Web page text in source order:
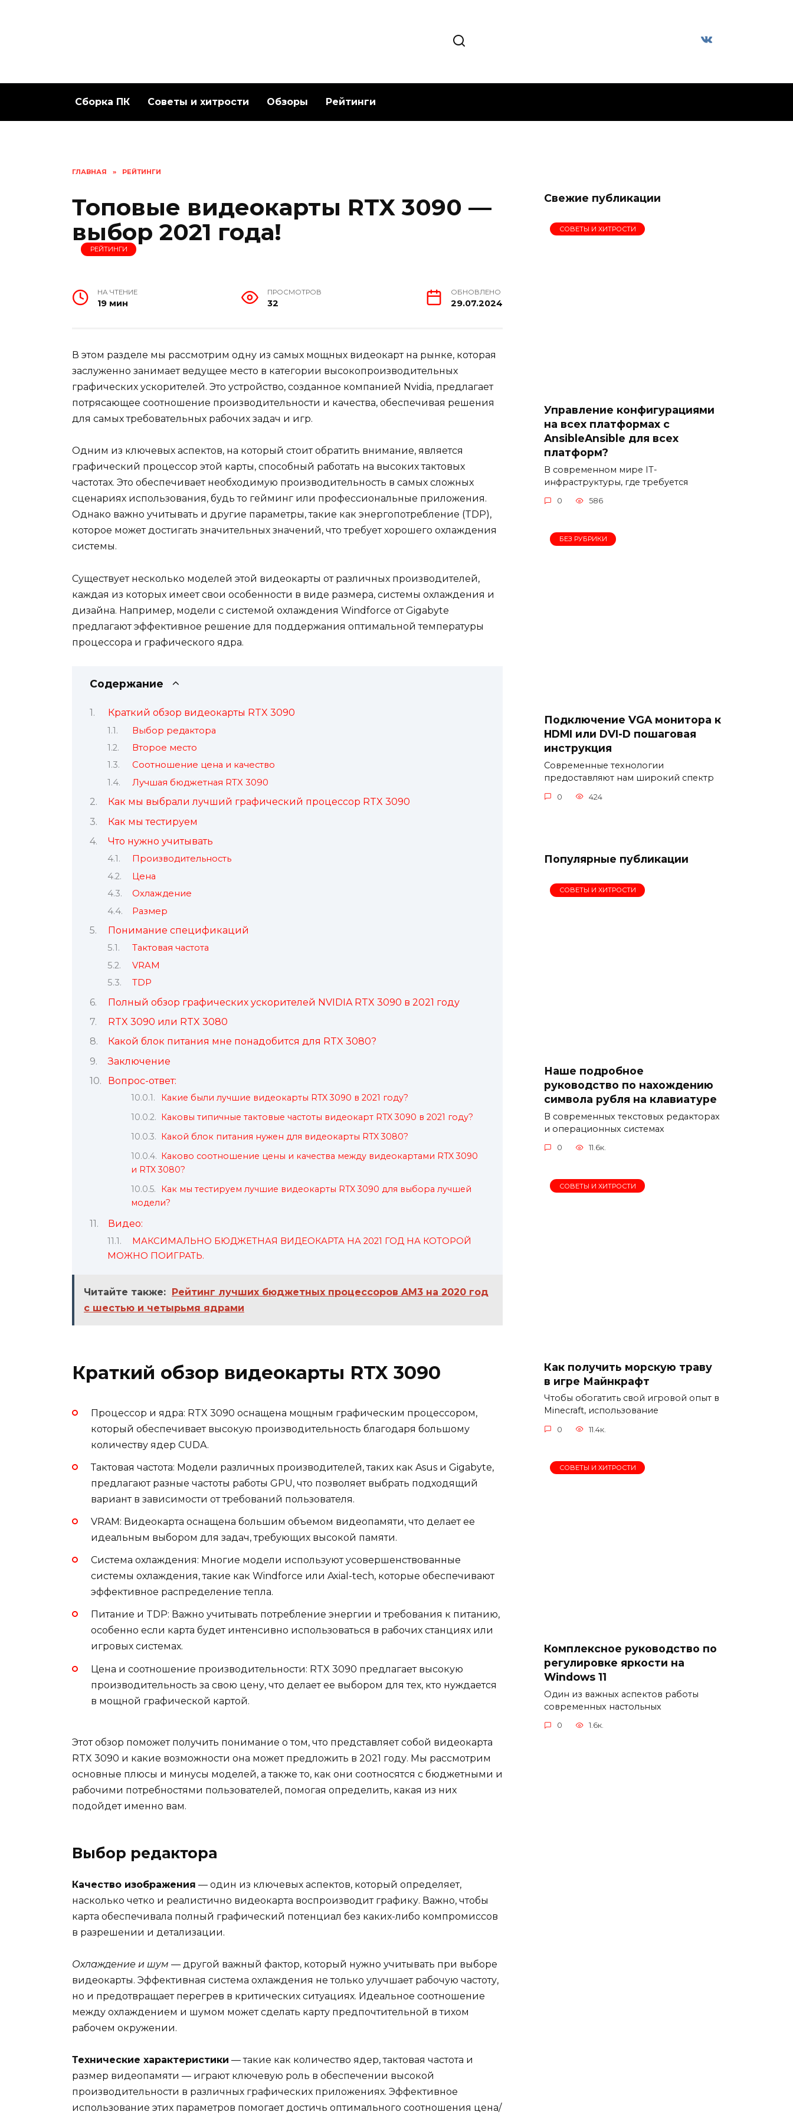
Сборка ПК Советы и хитрости Обзоры Рейтинги
ГЛАВНАЯ » РЕЙТИНГИ
Топовые видеокарты RTX 3090 —
выбор 2021 года!
РЕЙТИНГИ
НА ЧТЕНИЕ
19 мин
ПРОСМОТРОВ
32
ОБНОВЛЕНО
29.07.2024
В этом разделе мы рассмотрим одну из самых мощных видеокарт на рынке, которая
заслуженно занимает ведущее место в категории высокопроизводительных
графических ускорителей. Это устройство, созданное компанией Nvidia, предлагает
потрясающее соотношение производительности и качества, обеспечивая решения
для самых требовательных рабочих задач и игр.
Одним из ключевых аспектов, на который стоит обратить внимание, является
графический процессор этой карты, способный работать на высоких тактовых
частотах. Это обеспечивает необходимую производительность в самых сложных
сценариях использования, будь то гейминг или профессиональные приложения.
Однако важно учитывать и другие параметры, такие как энергопотребление (TDP),
которое может достигать значительных значений, что требует хорошего охлаждения
системы.
Существует несколько моделей этой видеокарты от различных производителей,
каждая из которых имеет свои особенности в виде размера, системы охлаждения и
дизайна. Например, модели с системой охлаждения Windforce от Gigabyte
предлагают эффективное решение для поддержания оптимальной температуры
процессора и графического ядра.
Содержание
Краткий обзор видеокарты RTX 3090
Выбор редактора
Второе место
Соотношение цена и качество
Лучшая бюджетная RTX 3090
Как мы выбрали лучший графический процессор RTX 3090
Как мы тестируем
Что нужно учитывать
Производительность
Цена
Охлаждение
Размер
Понимание спецификаций
Тактовая частота
VRAM
TDP
Полный обзор графических ускорителей NVIDIA RTX 3090 в 2021 году
RTX 3090 или RTX 3080
Какой блок питания мне понадобится для RTX 3080?
Заключение
Вопрос-ответ:
Какие были лучшие видеокарты RTX 3090 в 2021 году?
Каковы типичные тактовые частоты видеокарт RTX 3090 в 2021 году?
Какой блок питания нужен для видеокарты RTX 3080?
Каково соотношение цены и качества между видеокартами RTX 3090
и RTX 3080?
Как мы тестируем лучшие видеокарты RTX 3090 для выбора лучшей
модели?
Видео:
МАКСИМАЛЬНО БЮДЖЕТНАЯ ВИДЕОКАРТА НА 2021 ГОД НА КОТОРОЙ
МОЖНО ПОИГРАТЬ.
Читайте также:
Рейтинг лучших бюджетных процессоров AM3 на 2020 год
с шестью и четырьмя ядрами
Краткий обзор видеокарты RTX 3090
Процессор и ядра: RTX 3090 оснащена мощным графическим процессором,
который обеспечивает высокую производительность благодаря большому
количеству ядер CUDA.
Тактовая частота: Модели различных производителей, таких как Asus и Gigabyte,
предлагают разные частоты работы GPU, что позволяет выбрать подходящий
вариант в зависимости от требований пользователя.
VRAM: Видеокарта оснащена большим объемом видеопамяти, что делает ее
идеальным выбором для задач, требующих высокой памяти.
Система охлаждения: Многие модели используют усовершенствованные
системы охлаждения, такие как Windforce или Axial-tech, которые обеспечивают
эффективное распределение тепла.
Питание и TDP: Важно учитывать потребление энергии и требования к питанию,
особенно если карта будет интенсивно использоваться в рабочих станциях или
игровых системах.
Цена и соотношение производительности: RTX 3090 предлагает высокую
производительность за свою цену, что делает ее выбором для тех, кто нуждается
в мощной графической картой.
Этот обзор поможет получить понимание о том, что представляет собой видеокарта
RTX 3090 и какие возможности она может предложить в 2021 году. Мы рассмотрим
основные плюсы и минусы моделей, а также то, как они соотносятся с бюджетными и
рабочими потребностями пользователей, помогая определить, какая из них
подойдет именно вам.
Выбор редактора
Качество изображения — один из ключевых аспектов, который определяет,
насколько четко и реалистично видеокарта воспроизводит графику. Важно, чтобы
карта обеспечивала полный графический потенциал без каких-либо компромиссов
в разрешении и детализации.
Охлаждение и шум — другой важный фактор, который нужно учитывать при выборе
видеокарты. Эффективная система охлаждения не только улучшает рабочую частоту,
но и предотвращает перегрев в критических ситуациях. Идеальное соотношение
между охлаждением и шумом может сделать карту предпочтительной в тихом
рабочем окружении.
Технические характеристики — такие как количество ядер, тактовая частота и
размер видеопамяти — играют ключевую роль в обеспечении высокой
производительности в различных графических приложениях. Эффективное
использование этих параметров помогает достичь оптимального соотношения цена/
Свежие публикации
СОВЕТЫ И ХИТРОСТИ
Управление конфигурациями
на всех платформах с
AnsibleAnsible для всех
платформ?
В современном мире IT-
инфраструктуры, где требуется
0 586
БЕЗ РУБРИКИ
Подключение VGA монитора к
HDMI или DVI-D пошаговая
инструкция
Современные технологии
предоставляют нам широкий спектр
0 424
Популярные публикации
СОВЕТЫ И ХИТРОСТИ
Наше подробное
руководство по нахождению
символа рубля на клавиатуре
В современных текстовых редакторах
и операционных системах
0 11.6к.
СОВЕТЫ И ХИТРОСТИ
Как получить морскую траву
в игре Майнкрафт
Чтобы обогатить свой игровой опыт в
Minecraft, использование
0 11.4к.
СОВЕТЫ И ХИТРОСТИ
Комплексное руководство по
регулировке яркости на
Windows 11
Один из важных аспектов работы
современных настольных
0 1.6к.